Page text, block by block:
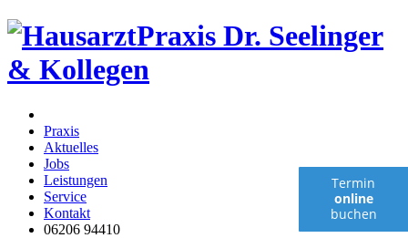
Praxis
Aktuelles
Jobs
Leistungen
Service
Kontakt
06206 94410
Termin
online
buchen